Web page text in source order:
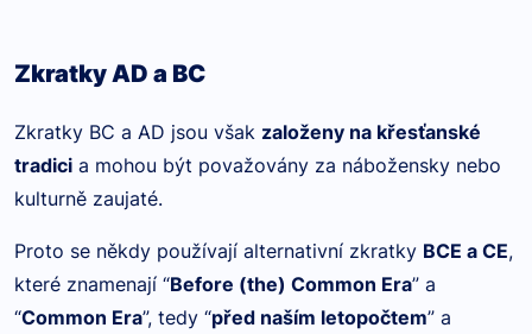
Zkratky AD a BC
Zkratky BC a AD jsou však založeny na křesťanské
tradici a mohou být považovány za nábožensky nebo
kulturně zaujaté.
Proto se někdy používají alternativní zkratky BCE a CE,
které znamenají “Before (the) Common Era” a
“Common Era”, tedy “před naším letopočtem” a